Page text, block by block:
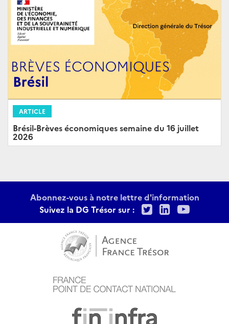
ARTICLE
Brésil-Brèves économiques semaine du 16 juillet
2026
Abonnez-vous à notre lettre d'information
Suivez la DG Trésor sur :
TwitterLinkedIn